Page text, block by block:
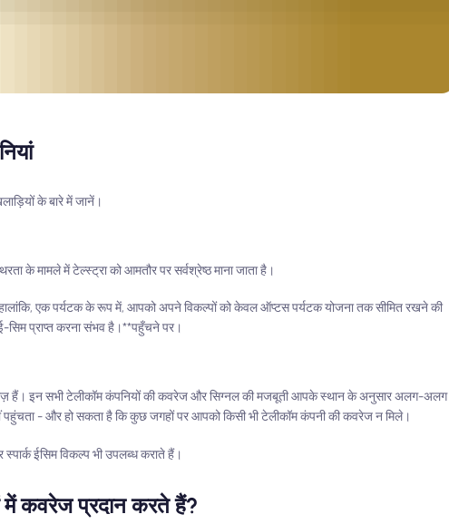
के बारे में जानें।
के मामले में टेल्स्ट्रा को आमतौर पर सर्वश्रेष्ठ माना जाता है।
एक पर्यटक के रूप में, आपको अपने विकल्पों को केवल ऑप्टस पर्यटक योजना तक सीमित रखने की
सिम प्राप्त करना संभव है।**पहुँचने पर।
हैं। इन सभी टेलीकॉम कंपनियों की कवरेज और सिग्नल की मजबूती आपके स्थान के अनुसार अलग-अलग
पहुंचता - और हो सकता है कि कुछ जगहों पर आपको किसी भी टेलीकॉम कंपनी की कवरेज न मिले।
ईसिम विकल्प भी उपलब्ध कराते हैं।
में कवरेज प्रदान करते हैं?